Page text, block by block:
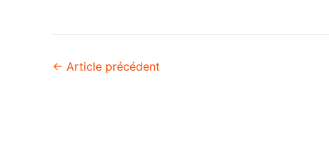
← Article précédent